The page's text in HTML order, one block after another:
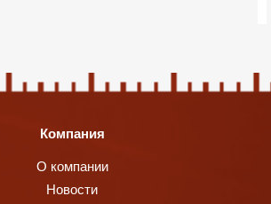
Компания
О компании
Новости